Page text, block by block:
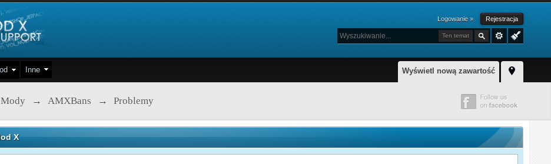
Logowanie » Rejestracja
Ten temat
Wyświetl nową zawartość
Inne
Mody → AMXBans → Problemy
X